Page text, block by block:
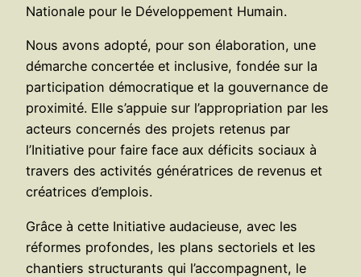
Nationale pour le Développement Humain.
Nous avons adopté, pour son élaboration, une
démarche concertée et inclusive, fondée sur la
participation démocratique et la gouvernance de
proximité. Elle s’appuie sur l’appropriation par les
acteurs concernés des projets retenus par
l’Initiative pour faire face aux déficits sociaux à
travers des activités génératrices de revenus et
créatrices d’emplois.
Grâce à cette Initiative audacieuse, avec les
réformes profondes, les plans sectoriels et les
chantiers structurants qui l’accompagnent, le